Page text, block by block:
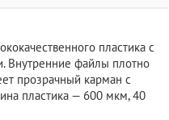
пластика с
Внутренние файлы плотно
прозрачный карман с
пластика — 600 мкм, 40